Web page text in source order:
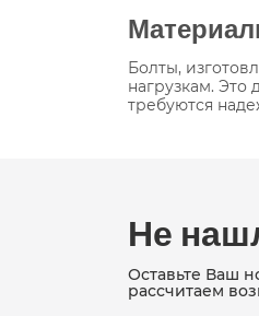
Болты,
нагрузкам.
требуются
Не
Оставьте Ваш
рассчитаем